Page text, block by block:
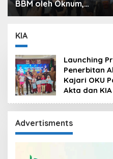
BBM oleh Oknum,
Kapolres Sebut
Kurang, Pertamina
Patra Niaga Bungkam
KIA
Launching
Penerbitan
Kajari OKU
Akta dan KIA
Advertisments